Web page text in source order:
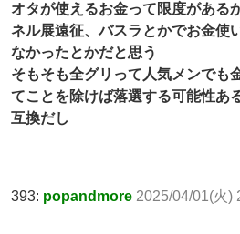
オタが使えるお金って限度がある
ネル展遠征、バスラとかでお金使
なかったとかだと思う
そもそも全グリって人気メンでも
てことを除けば落選する可能性あ
互換だし
393: popandmore 2025/04/01(火)